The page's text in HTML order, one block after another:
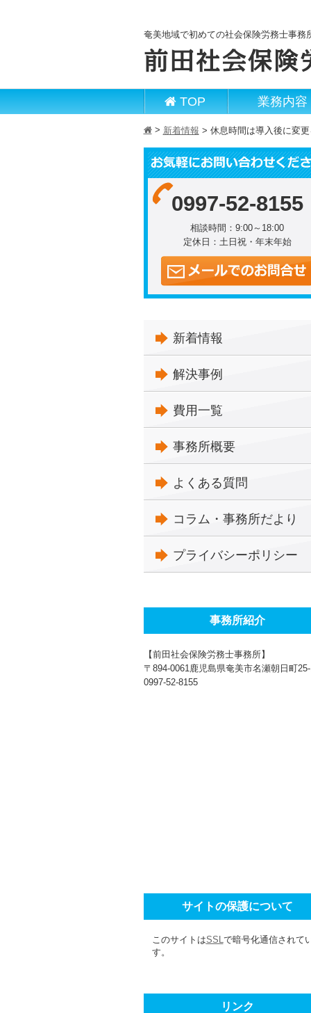
奄美地域で初めての社会保険労務士事務
TOP 業務内容
h> 新着情報 > 休息時間は導入後に変
0997-52-8155
相談時間：9:00～18:00
定休日：土日祝・年末年始
新着情報
解決事例
費用一覧
事務所概要
よくある質問
コラム・事務所だより
プライバシーポリシー
事務所紹介
【前田社会保険労務士事務所】
〒894-0061鹿児島県奄美市名瀬朝日町
0997-52-8155
サイトの保護について
このサイトはSSLで暗号化通信されて
す。
リンク